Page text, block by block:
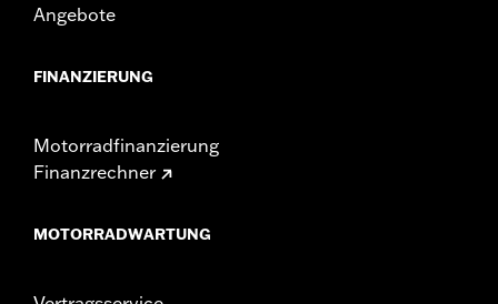
Angebote
FINANZIERUNG
Motorradfinanzierung
Finanzrechner
MOTORRADWARTUNG